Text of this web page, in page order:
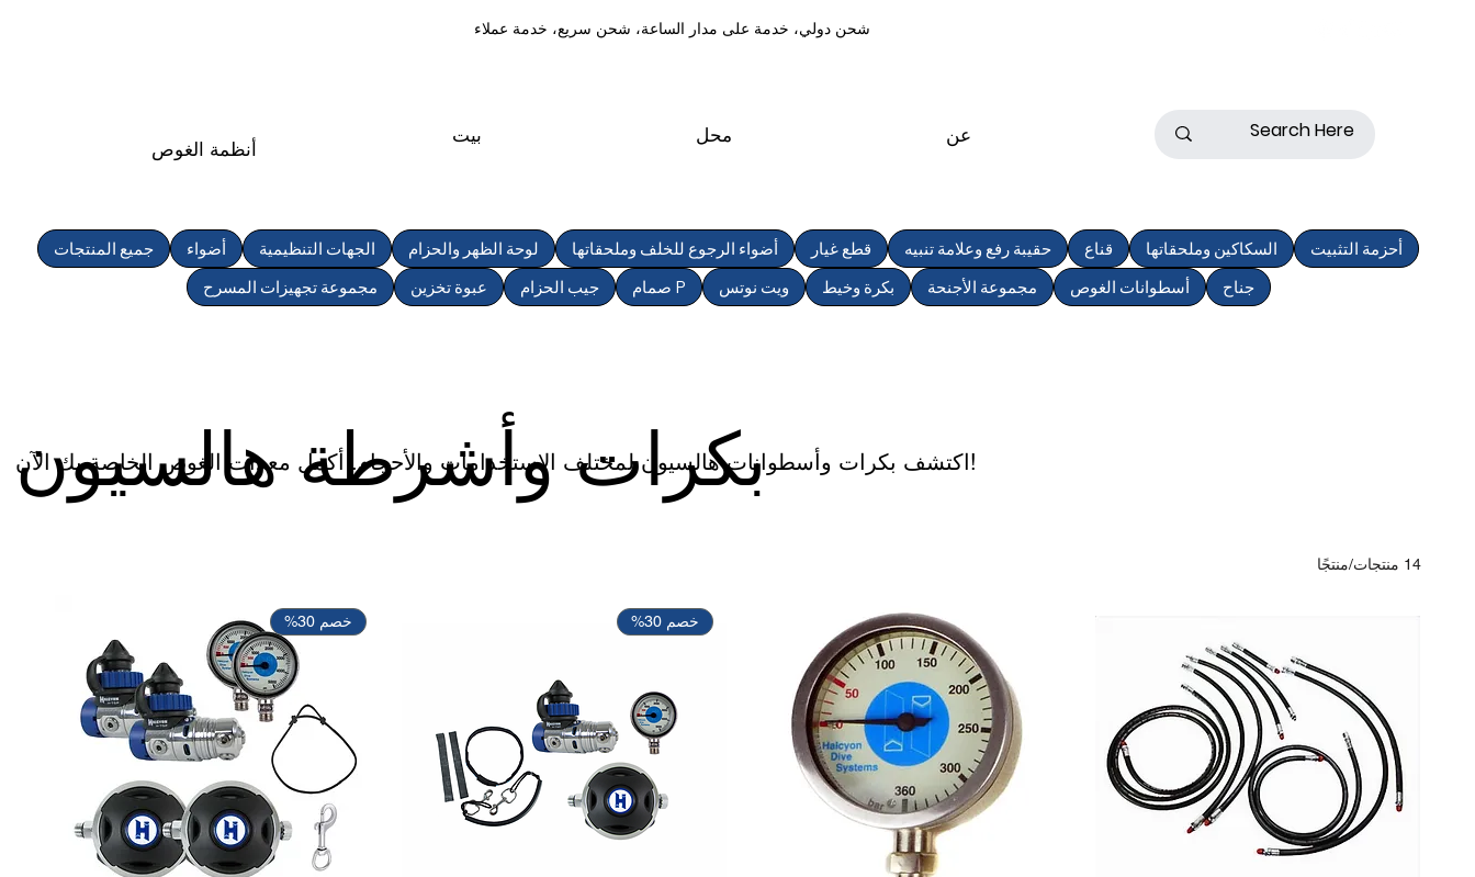
شحن دولي، خدمة على مدار الساعة، شحن سريع، خدمة عملاء
أنظمة الغوص
بيت محل عن
جميع المنتجات أضواء الجهات التنظيمية لوحة الظهر والحزام أضواء الرجوع للخلف وملحقاتها قطع غيار حقيبة رفع وعلامة تنبيه قناع السكاكين وملحقاتها
أحزمة التثبيت
مجموعة تجهيزات المسرح
عبوة تخزين جيب الحزام صمام P ويت نوتس بكرة وخيط مجموعة الأجنحة أسطوانات الغوص جناح
بكرات وأشرطة هالسيون اكتشف بكرات وأسطوانات هالسيون لمختلف الاستخدامات والأحجام. أكمل معدات الغوص الخاصة بك الآن!
14 منتجات/منتجًا
خصم 30% خصم 30%